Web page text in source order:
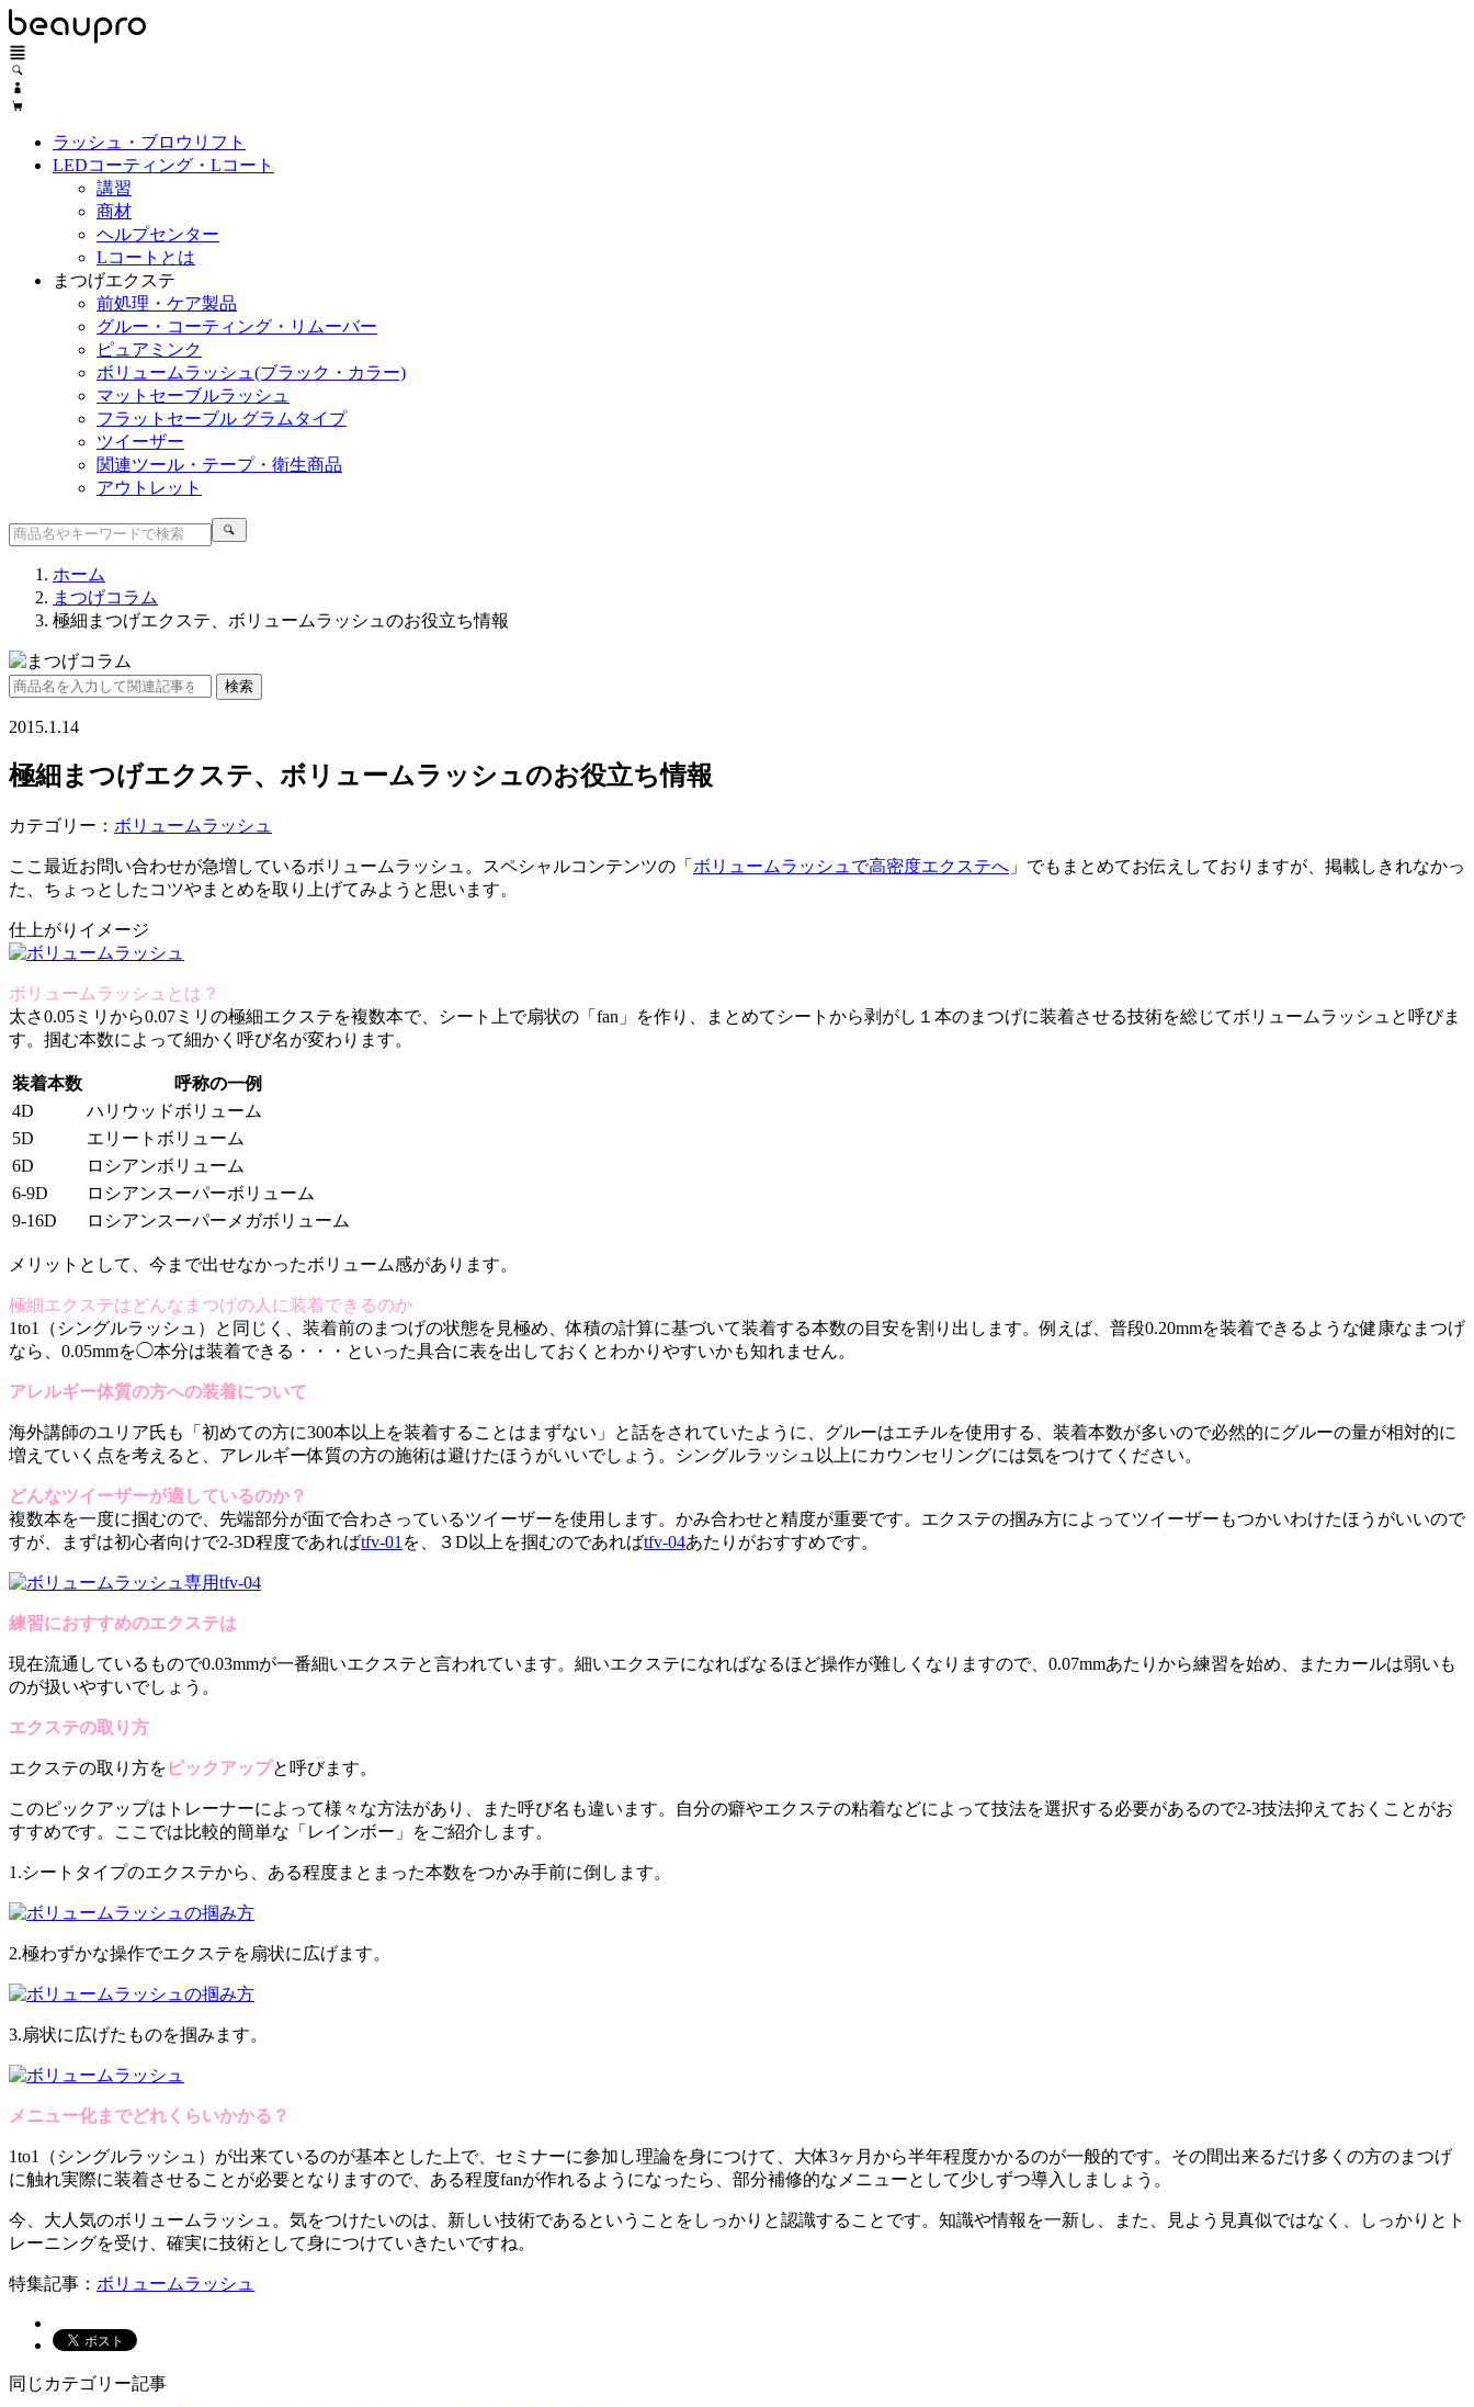
ラッシュ・ブロウリフト
LEDコーティング・Lコート
講習
商材
ヘルプセンター
Lコートとは
まつげエクステ
前処理・ケア製品
グルー・コーティング・リムーバー
ピュアミンク
ボリュームラッシュ(ブラック・カラー)
マットセーブルラッシュ
フラットセーブル グラムタイプ
ツイーザー
関連ツール・テープ・衛生商品
アウトレット
ホーム
まつげコラム
極細まつげエクステ、ボリュームラッシュのお役立ち情報
2015.1.14
極細まつげエクステ、ボリュームラッシュのお役立ち情報
カテゴリー： ボリュームラッシュ
ここ最近お問い合わせが急増しているボリュームラッシュ。スペシャルコンテンツの「 ボリュームラッシュで高密度エクステへ 」でもまとめてお伝えしておりますが、掲載しきれなかっ
た、ちょっとしたコツやまとめを取り上げてみようと思います。
仕上がりイメージ
ボリュームラッシュとは？
太さ0.05ミリから0.07ミリの極細エクステを複数本で、シート上で扇状の「fan」を作り、まとめてシートから剥がし１本のまつげに装着させる技術を総じてボリュームラッシュと呼びま
す。掴む本数によって細かく呼び名が変わります。
装着本数
呼称の一例
4D
ハリウッドボリューム
5D
エリートボリューム
6D
ロシアンボリューム
6-9D
ロシアンスーパーボリューム
9-16D
ロシアンスーパーメガボリューム
メリットとして、今まで出せなかったボリューム感があります。
極細エクステはどんなまつげの人に装着できるのか
1to1（シングルラッシュ）と同じく、装着前のまつげの状態を見極め、体積の計算に基づいて装着する本数の目安を割り出します。例えば、普段0.20mmを装着できるような健康なまつげ
なら、0.05mmを◯本分は装着できる・・・といった具合に表を出しておくとわかりやすいかも知れません。
アレルギー体質の方への装着について
海外講師のユリア氏も「初めての方に300本以上を装着することはまずない」と話をされていたように、グルーはエチルを使用する、装着本数が多いので必然的にグルーの量が相対的に
増えていく点を考えると、アレルギー体質の方の施術は避けたほうがいいでしょう。シングルラッシュ以上にカウンセリングには気をつけてください。
どんなツイーザーが適しているのか？
複数本を一度に掴むので、先端部分が面で合わさっているツイーザーを使用します。かみ合わせと精度が重要です。エクステの掴み方によってツイーザーもつかいわけたほうがいいので
すが、まずは初心者向けで2-3D程度であればtfv-01 を、３D以上を掴むのであればtfv-04あたりがおすすめです。
練習におすすめのエクステは
現在流通しているもので0.03mmが一番細いエクステと言われています。細いエクステになればなるほど操作が難しくなりますので、0.07mmあたりから練習を始め、またカールは弱いも
のが扱いやすいでしょう。
エクステの取り方
エクステの取り方を ピックアップと呼びます。
このピックアップはトレーナーによって様々な方法があり、また呼び名も違います。自分の癖やエクステの粘着などによって技法を選択する必要があるので2-3技法抑えておくことがお
すすめです。ここでは比較的簡単な「レインボー」をご紹介します。
1.シートタイプのエクステから、ある程度まとまった本数をつかみ手前に倒します。
2.極わずかな操作でエクステを扇状に広げます。
3.扇状に広げたものを掴みます。
メニュー化までどれくらいかかる？
1to1（シングルラッシュ）が出来ているのが基本とした上で、セミナーに参加し理論を身につけて、大体3ヶ月から半年程度かかるのが一般的です。その間出来るだけ多くの方のまつげ
に触れ実際に装着させることが必要となりますので、ある程度fanが作れるようになったら、部分補修的なメニューとして少しずつ導入しましょう。
今、大人気のボリュームラッシュ。気をつけたいのは、新しい技術であるということをしっかりと認識することです。知識や情報を一新し、また、見よう見真似ではなく、しっかりとト
レーニングを受け、確実に技術として身につけていきたいですね。
特集記事： ボリュームラッシュ
同じカテゴリー記事